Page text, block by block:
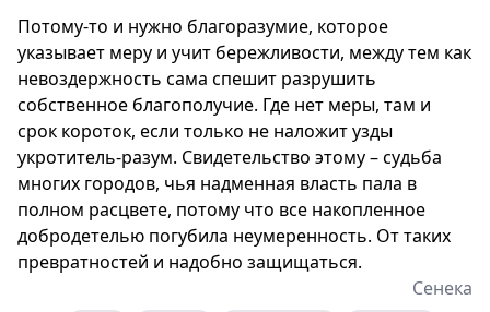
Потому-то и нужно благоразумие, которое
указывает меру и учит бережливости, между тем как
невоздержность сама спешит разрушить
собственное благополучие. Где нет меры, там и
срок короток, если только не наложит узды
укротитель-разум. Свидетельство этому – судьба
многих городов, чья надменная власть пала в
полном расцвете, потому что все накопленное
добродетелью погубила неумеренность. От таких
превратностей и надобно защищаться.
Сенека